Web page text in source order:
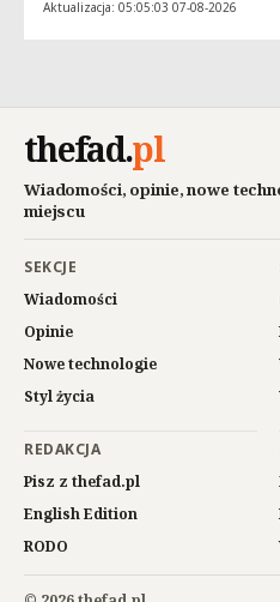
Aktualizacja: 05:05:03 07-08-2026
thefad.pl
Wiadomości, opinie, nowe
miejscu
SEKCJE
Wiadomości
Opinie
Nowe technologie
Styl życia
REDAKCJA
Pisz z thefad.pl
English Edition
RODO